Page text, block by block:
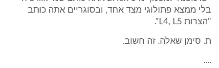
בלי ממצא פתולוגי מצד אחד, ובסוגריים אתה כותב
"הצרות L4, L5".
ת. סימן שאלה. זה חשוב.
....